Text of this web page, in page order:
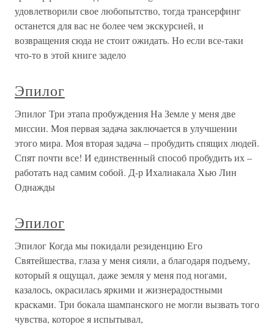
удовлетворили свое любопытство, тогда трансерфинг
останется для вас не более чем экскурсией, и
возвращения сюда не стоит ожидать. Но если все-таки
что-то в этой книге задело
Эпилог
Эпилог Три этапа пробуждения На Земле у меня две
миссии. Моя первая задача заключается в улучшении
этого мира. Моя вторая задача – пробудить спящих людей.
Спят почти все! И единственный способ пробудить их –
работать над самим собой. Д-р Ихалиакала Хью Лин
Однажды
Эпилог
Эпилог Когда мы покидали резиденцию Его
Святейшества, глаза у меня сияли, а благодаря подъему,
который я ощущал, даже земля у меня под ногами,
казалось, окрасилась яркими и жизнерадостными
красками. Три бокала шампанского не могли вызвать того
чувства, которое я испытывал,